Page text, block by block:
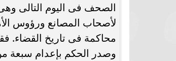
الصحف فى اليوم التالى
لأصحاب المصانع ورؤوس
محاكمة فى تاريخ القضاء.
وصدر الحكم بإعدام سبعة